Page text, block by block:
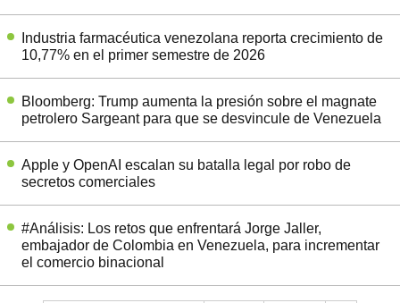
Industria farmacéutica venezolana reporta crecimiento de
10,77% en el primer semestre de 2026
Bloomberg: Trump aumenta la presión sobre el magnate
petrolero Sargeant para que se desvincule de Venezuela
Apple y OpenAI escalan su batalla legal por robo de
secretos comerciales
#Análisis: Los retos que enfrentará Jorge Jaller,
embajador de Colombia en Venezuela, para incrementar
el comercio binacional